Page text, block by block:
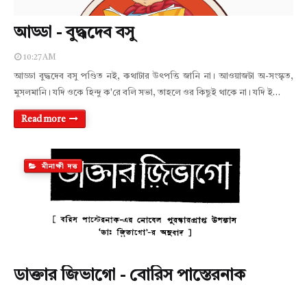
আড্ডা - বুদ্ধদেব বসু
10:27 AM
আড্ডা বুদ্ধদেব বসু পণ্ডিত নই, কথাটার উৎপত্তি জানি না। আওয়াজটা অ-সংস্কৃত,
মুসলমানি। যদি ওকে হিন্দু ক'রে বলি সভা, তাহলে ওর কিছুই থাকে না। যদি ই…
Read more
মীনাক্ষী দত্ত
ডাক্তার জিভাগো - বোরিস পাস্তেরনাক